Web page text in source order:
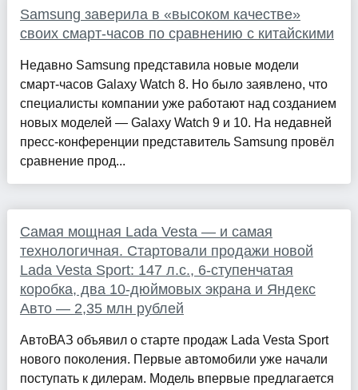
Samsung заверила в «высоком качестве»
своих смарт-часов по сравнению с китайскими
Недавно Samsung представила новые модели
смарт-часов Galaxy Watch 8. Но было заявлено, что
специалисты компании уже работают над созданием
новых моделей — Galaxy Watch 9 и 10. На недавней
пресс-конференции представитель Samsung провёл
сравнение прод...
Самая мощная Lada Vesta — и самая
технологичная. Стартовали продажи новой
Lada Vesta Sport: 147 л.с., 6-ступенчатая
коробка, два 10-дюймовых экрана и Яндекс
Авто — 2,35 млн рублей
АвтоВАЗ объявил о старте продаж Lada Vesta Sport
нового поколения. Первые автомобили уже начали
поступать к дилерам. Модель впервые предлагается